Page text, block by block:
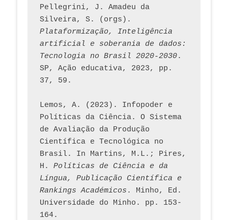
Pellegrini, J. Amadeu da
Plataformização, Inteligência
artificial e soberania de dados:
Tecnologia no Brasil 2020-2030.
SP, Ação educativa, 2023, pp.
37, 59.
Lemos, A. (2023). Infopoder e
Políticas da Ciência. O Sistema
de Avaliação da Produção
Científica e Tecnológica no
Brasil. In Martins, M.L.; Pires,
H. Políticas de Ciência e da
Língua, Publicação Científica e
Rankings Académicos . Minho, Ed.
Universidade do Minho. pp. 153-
164.